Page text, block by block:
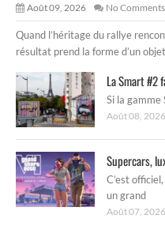
Août 09, 2026 No Comments
Quand l’héritage du rallye
résultat prend la forme d’un
La Smart #2
Si la gamme
Août 08, 2026
Supercars,
C’est
un grand
Août 07, 2026